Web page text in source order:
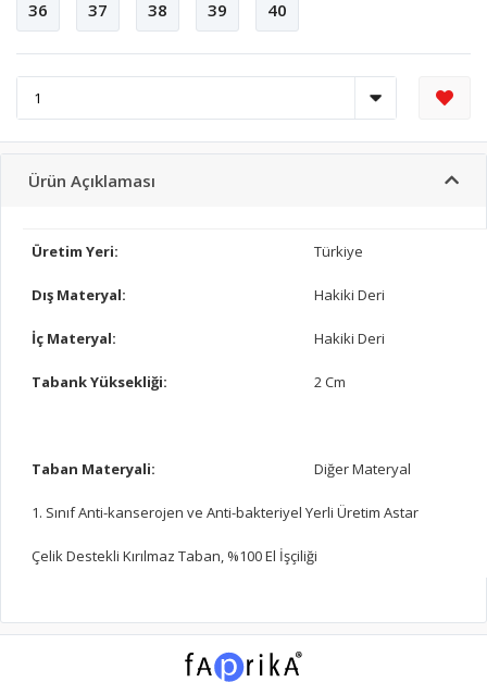
36 37 38 39 40
Ürün Açıklaması
Üretim Yeri: Türkiye
Dış Materyal: Hakiki Deri
İç Materyal: Hakiki Deri
Tabank Yüksekliği: 2 Cm
Taban Materyali: Diğer Materyal
1. Sınıf Anti-kanserojen ve Anti-bakteriyel Yerli Üretim Astar
Çelik Destekli Kırılmaz Taban, %100 El İşçiliği